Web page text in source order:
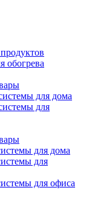
обогрева
для дома
для
для дома
для
для офиса